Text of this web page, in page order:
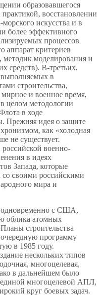
образовавшегося
восстановлении
искусства и в
более эффективного
процессов
аппарат критериев
методик моделирования и
средств). В-третьих,
выполняемых в
строительства,
и военное время,
целом методологии
в ходе
Прежняя идея о защите
как «холодная
не существует.
российской военно-
в идеях
Запада, которые
своими российскими
мира и
одновременно с США,
облика атомных
строительства
программу
в 1985 году.
нескольких типов
многоцелевая,
в дальнейшем было
единой многоцелевой АПЛ,
круг боевых задач.